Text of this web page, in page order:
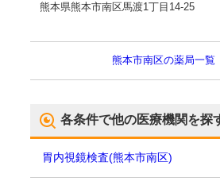
熊本県熊本市南区馬渡1丁目14-25
熊本市南区の薬局一覧
各条件で他の医療機関を探
胃内視鏡検査(熊本市南区)